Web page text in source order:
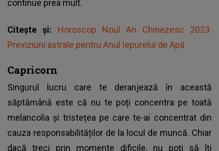
continue prea mult.
Citește și: Horoscop Noul An Chinezesc 2023.
Previziuni astrale pentru Anul Iepurelui de Apă
Capricorn
Singurul lucru care te deranjează în această
săptămână este că nu te poți concentra pe toată
melancolia și tristețea pe care te-ai concentrat din
cauza responsabilităților de la locul de muncă. Chiar
dacă treci prin momente dificile, nu poți să îți